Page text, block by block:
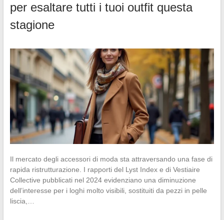
per esaltare tutti i tuoi outfit questa
stagione
Il mercato degli accessori di moda sta attraversando una fase di
rapida ristrutturazione. I rapporti del Lyst Index e di Vestiaire
Collective pubblicati nel 2024 evidenziano una diminuzione
dell’interesse per i loghi molto visibili, sostituiti da pezzi in pelle
liscia,…